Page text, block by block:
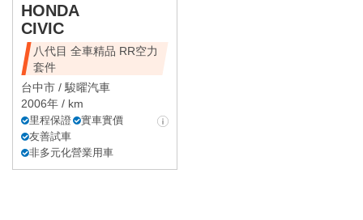
HONDA
CIVIC
八代目 全車精品 RR空力
套件
台中市 /駿曜汽車
2006年 / km
里程保證
實車實價
友善試車
非多元化營業用車